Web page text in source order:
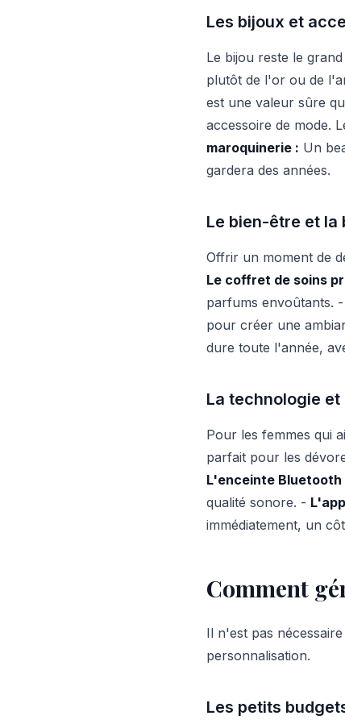
Les bijoux et
Le bijou reste le
plutôt de l'or ou de
est une valeur sûre
accessoire de mode.
maroquinerie : Un
gardera des années.
Le bien-être et la
Offrir un moment de
Le coffret de soins
parfums envoûtants. -
pour créer une
dure toute l'année,
La technologie
Pour les femmes qui
parfait pour les
L'enceinte Bluetooth
qualité sonore. -
immédiatement, un
Comment
Il n'est pas
personnalisation.
Les petits